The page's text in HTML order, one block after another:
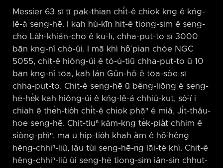
Messier 63 sī tī pak-thian chi̍t-ê chiok kng ê kńg-
lê-á seng-hē. I kah hù-kīn hit-ê tiong-sim ê seng-
chō La̍h-khián-chō ê kū-lī, chha-put-to sī 3000
bān kng-nî chò-ûi. I mā khì hô͘ pian chòe NGC
5055, chit-ê hiông-úi ê tó-ú-tiū chha-put-to ū 10
bān kng-nî tōa, kah lán Gûn-hô ê tōa-sòe sī
chha-put-to. Chit-ê seng-hē ū bêng-liōng ê seng-
hē-he̍k kah hiông-úi ê kńg-lê-á chhiú-kut, só͘-í i
chiah ē the̍h-tio̍h chi̍t-ê chiok phāⁿ ê miâ, Ji̍t-thâu-
hoe seng-hē. Chit-tiuⁿ kám-kng te̍k-pia̍t chhim ê
siòng-phìⁿ, mā ū hip-tio̍h khah àm ê hô͘-hêng
hêng-chhiⁿ-liû, lâu tùi seng-hē-n̄g lāi-té khì. Chit-ê
hêng-chhiⁿ-liû ùi seng-hē tiong-sim iân-sin chhut-